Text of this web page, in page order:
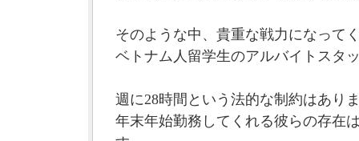
そのような中、貴重な戦力になって
ベトナム人留学生のアルバイトスタ
週に28時間という法的な制約はあり
年末年始勤務してくれる彼らの存在